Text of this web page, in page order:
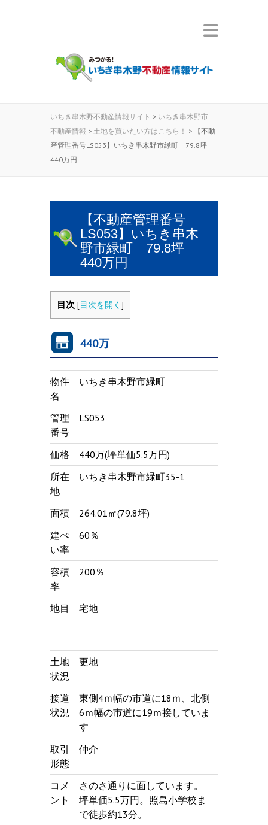
いちき串木野不動産情報サイト > いちき串木野市
不動産情報 > 土地を買いたい方はこちら！ >
【不動
産管理番号LS053】いちき串木野市緑町 79.8坪
440万円
【不動産管理番号
LS053】いちき串木
野市緑町 79.8坪
440万円
目次 [目次を開く ]
440万
物件
名
いちき串木野市緑町
管理
番号
LS053
価格
440万(坪単価5.5万円)
所在
地
いちき串木野市緑町35-1
面積
264.01㎡(79.8坪)
建ぺ
い率
60％
容積
率
200％
地目 宅地
土地
状況
更地
接道
状況
東側4ｍ幅の市道に18ｍ、北側
6ｍ幅の市道に19ｍ接していま
す
取引
形態
仲介
コメ
ント
さのさ通りに面しています。
坪単価5.5万円。照島小学校ま
で徒歩約13分。